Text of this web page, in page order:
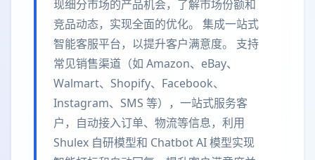
现细分市场的产品机会，了解市场份额和
竞品动态，实现全面的优化。 集成一站式
智能客服平台，以提升客户满意度。 支持
常见销售渠道（如 Amazon、eBay、
Walmart、Shopify、Facebook、
Instagram、SMS 等），一站式服务客
户，自动接入订单、物流等信息，利用
Shulex 自研模型和 Chatbot AI 模型实现